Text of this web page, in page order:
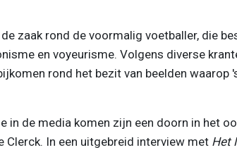
zaak rond de voormalig voetballer, die
en voyeurisme. Volgens diverse
rond het bezit van beelden waarop
in de media komen zijn een doorn in het
Clerck. In een uitgebreid interview met Het